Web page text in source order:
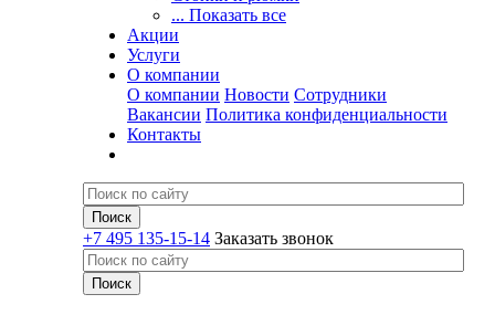
... Показать все
Акции
Услуги
О компании
О компании Новости Сотрудники
Вакансии Политика конфиденциальности
Контакты
+7 495 135-15-14 Заказать звонок